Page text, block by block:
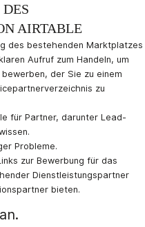
AIRTABLE
des bestehenden Marktplatzes
Aufruf zum Handeln, um
der Sie zu einem
zu
für Partner, darunter Lead-
Probleme.
zur Bewerbung für das
Dienstleistungspartner
bieten.
an.